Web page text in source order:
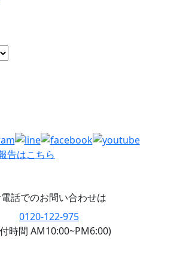
告はこちら
話でのお問い合わせは
0120-122-975
時間 AM10:00~PM6:00)